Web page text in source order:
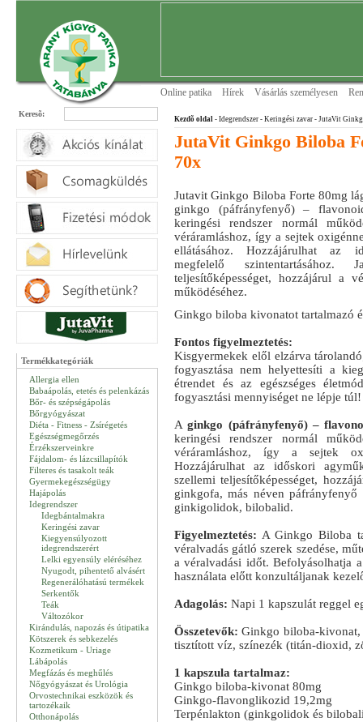
Online patika Hírek Vásárlás személyesen
Keresõ:
Termékkategóriák
Allergia ellen
Babaápolás, etetés és pelenkázás
Bőr- és szépségápolás
Bőrgyógyászat
Diéta - Fitness - Zsírégetés
Egészségmegőrzés
Érzékszerveinkre
Fájdalom- és lázcsillapítók
Filteres és tasakolt teák
Gyermekegészségügy
Hajápolás
Idegrendszer
Idegbántalmakra
Keringési zavar
Kiegyensúlyozott
idegrendszerért
Lelki egyensúly eléréséhez
Nyugodt, pihentető alvásért
Regenerálóhatású termékek
Serkentők
Teák
Változókor
Kirándulás, napozás és útipatika
Kötszerek és sebkezelés
Kozmetikum - Uriage
Lábápolás
Megfázás és meghűlés
Nőgyógyászat és Urológia
Orvostechnikai eszközök és
tartozékaik
Otthonápolás
Kezdõ oldal - Idegrendszer - Keringési zavar - JutaVit
JutaVit Ginkgo Biloba
70x
Jutavit Ginkgo Biloba Forte 80mg
ginkgo (páfrányfenyő) –
keringési rendszer normál
véráramláshoz, így a sejtek
ellátásához. Hozzájárulhat az
megfelelő
teljesítőképességet, hozzájárul a
működéséhez.
Ginkgo biloba kivonatot tartalmazó
Fontos figyelmeztetés:
Kisgyermekek elől elzárva
fogyasztása nem helyettesíti a
étrendet és az egészséges
fogyasztási mennyiséget ne lépje túl!
Aginkgo (páfrányfenyő) –
keringési rendszer normál
véráramláshoz, így a sejtek
Hozzájárulhat az időskori
szellemi teljesítőképességet,
ginkgofa, más néven
ginkigolidok, bilobalid.
Figyelmeztetés: A Ginkgo Biloba
véralvadás gátló szerek szedése,
a véralvadási időt. Befolyásolhatja
használata előtt konzultáljanak
Adagolás: Napi 1 kapszulát reggel
Összetevők: Ginkgo biloba-kivonat,
tisztított víz, színezék (titán-dioxid,
1 kapszula tartalmaz:
Ginkgo biloba-kivonat 80mg
Ginkgo-flavonglikozid 19,2mg
Terpénlakton (ginkgolidok és